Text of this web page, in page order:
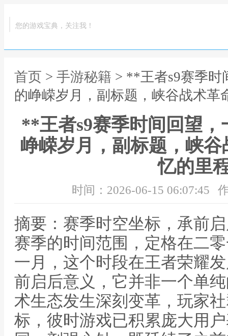
您的游戏宝典，关注我！
首页 > 手游秘籍 > **王者s9赛季时
的峥嵘岁月，副标题，峡谷战术
**王者s9赛季时间回望
峥嵘岁月，副标题，峡
忆的里
时间：2026-06-15 06:07:45
摘要：赛季时空坐标，承前
赛季的时间范围，定格在二
一月，这个时段在王者荣耀
前启后意义，它并非一个单
术生态发生深刻变革，玩家
标，彼时游戏已积累庞大用